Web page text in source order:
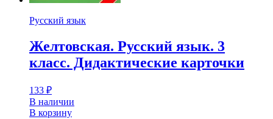
Русский язык
Желтовская. Русский язык. 3
класс. Дидактические карточки
133 ₽
В наличии
В корзину